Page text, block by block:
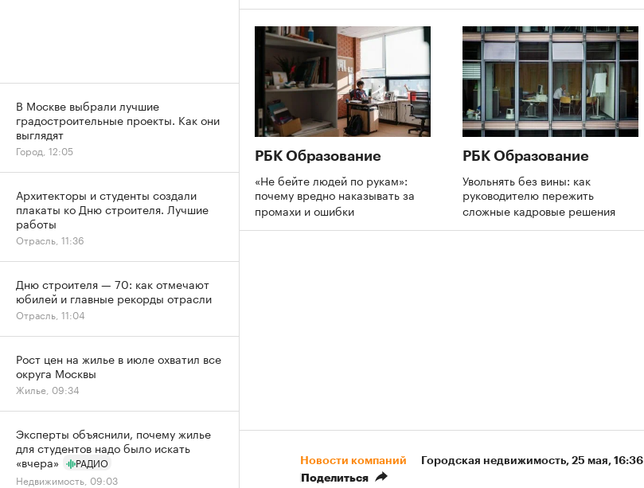
РБК Образование
«Не бейте людей по рукам»:
почему вредно наказывать за
промахи и ошибки
РБК Образование
Увольнять без вины: как
руководителю пережить
сложные кадровые решения
Новости компаний Городская недвижимость⁠, 25 мая, 16:36
Поделиться
В Москве выбрали лучшие
градостроительные проекты. Как они
выглядят
Город, 12:05
Архитекторы и студенты создали
плакаты ко Дню строителя. Лучшие
работы
Отрасль, 11:36
Дню строителя — 70: как отмечают
юбилей и главные рекорды отрасли
Отрасль, 11:04
Рост цен на жилье в июле охватил все
округа Москвы
Жилье, 09:34
Эксперты объяснили, почему жилье
для студентов надо было искать
«вчера»
РАДИО
Недвижимость, 09:03